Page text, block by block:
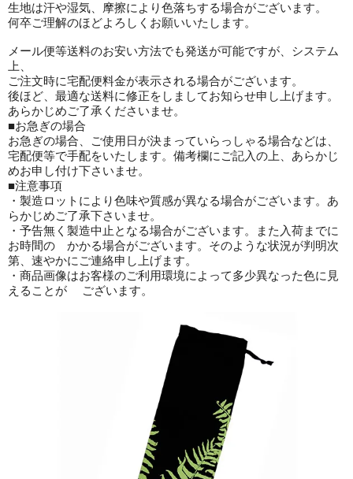
生地は汗や湿気、摩擦により色落ちする場合がございます。
何卒ご理解のほどよろしくお願いいたします。
メール便等送料のお安い方法でも発送が可能ですが、システム
上、
ご注文時に宅配便料金が表示される場合がございます。
後ほど、最適な送料に修正をしましてお知らせ申し上げます。
あらかじめご了承くださいませ。
■お急ぎの場合
お急ぎの場合、ご使用日が決まっていらっしゃる場合などは、
宅配便等で手配をいたします。備考欄にご記入の上、あらかじ
めお申し付け下さいませ。
■注意事項
・製造ロットにより色味や質感が異なる場合がございます。あ
らかじめご了承下さいませ。
・予告無く製造中止となる場合がございます。また入荷までに
お時間の かかる場合がございます。そのような状況が判明次
第、速やかにご連絡申し上げます。
・商品画像はお客様のご利用環境によって多少異なった色に見
えることが ございます。